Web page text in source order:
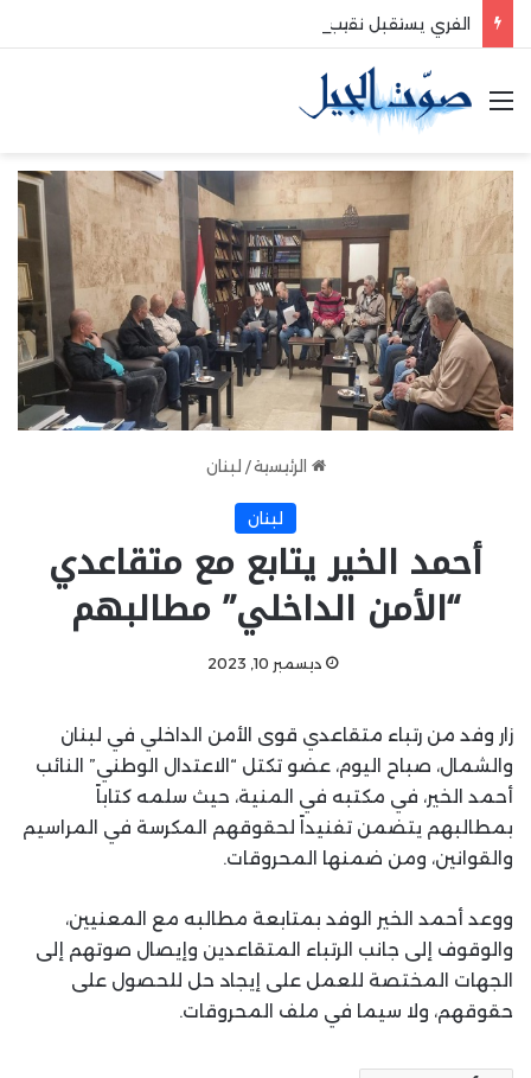
الفري يستقبل نقيب موظفي قاديشا
القائمة
الرئيسية / لبنان
لبنان
أحمد الخير يتابع مع متقاعدي
“الأمن الداخلي” مطالبهم
ديسمبر 10, 2023
زار وفد من رتباء متقاعدي قوى الأمن الداخلي في لبنان
والشمال، صباح اليوم، عضو تكتل “الاعتدال الوطني” النائب
أحمد الخير، في مكتبه في المنية، حيث سلمه كتاباً
بمطالبهم يتضمن تفنيداً لحقوقهم المكرسة في المراسيم
والقوانين، ومن ضمنها المحروقات.
ووعد أحمد الخير الوفد بمتابعة مطالبه مع المعنيين،
والوقوف إلى جانب الرتباء المتقاعدين وإيصال صوتهم إلى
الجهات المختصة للعمل على إيجاد حل للحصول على
حقوقهم، ولا سيما في ملف المحروقات.